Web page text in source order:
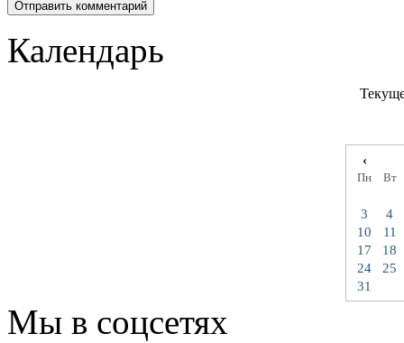
Календарь
‹
Пн Вт
3
4
10
11
17
18
24
25
31
Мы в соцсетях